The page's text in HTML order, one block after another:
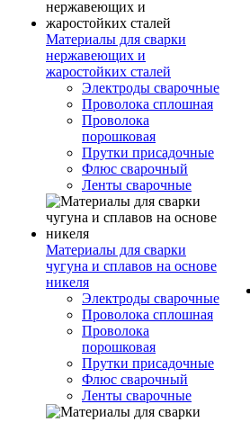
Материалы для сварки
нержавеющих и
жаростойких сталей
Электроды сварочные
Проволока сплошная
Проволока
порошковая
Прутки присадочные
Флюс сварочный
Ленты сварочные
Материалы для сварки
чугуна и сплавов на основе
никеля
Электроды сварочные
Проволока сплошная
Проволока
порошковая
Прутки присадочные
Флюс сварочный
Ленты сварочные